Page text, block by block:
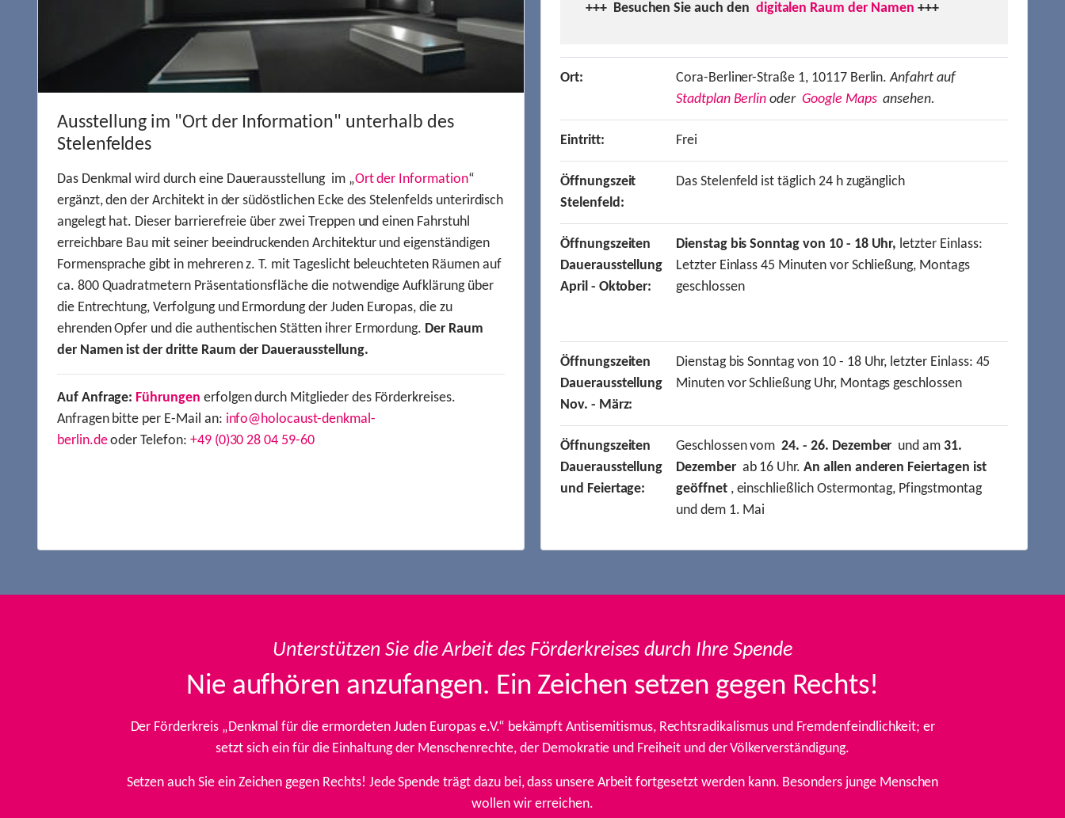
Ausstellung im "Ort der Information" unterhalb des
Stelenfeldes
Das Denkmal wird durch eine Dauerausstellung im „Ort der Information“
ergänzt, den der Architekt in der südöstlichen Ecke des Stelenfelds unterirdisch
angelegt hat. Dieser barrierefreie über zwei Treppen und einen Fahrstuhl
erreichbare Bau mit seiner beeindruckenden Architektur und eigenständigen
Formensprache gibt in mehreren z. T. mit Tageslicht beleuchteten Räumen auf
ca. 800 Quadratmetern Präsentationsfläche die notwendige Aufklärung über
die Entrechtung, Verfolgung und Ermordung der Juden Europas, die zu
ehrenden Opfer und die authentischen Stätten ihrer Ermordung. Der Raum
der Namen ist der dritte Raum der Dauerausstellung.
Auf Anfrage: Führungen erfolgen durch Mitglieder des Förderkreises.
Anfragen bitte per E-Mail an: info@holocaust-denkmal-
berlin.deoder Telefon: +49 (0)30 28 04 59-60
+++ Besuchen Sie auch den digitalen Raum der Namen +++
Ort: Cora-Berliner-Straße 1, 10117 Berlin.Anfahrt auf
Stadtplan Berlin oder Google Mapsansehen.
Eintritt: Frei
Öffnungszeit
Stelenfeld:
Das Stelenfeld ist täglich 24 h zugänglich
Öffnungszeiten
Dauerausstellung
April - Oktober:
Dienstag bis Sonntag von 10 - 18 Uhr, letzter Einlass:
Letzter Einlass 45 Minuten vor Schließung, Montags
geschlossen
Öffnungszeiten
Dauerausstellung
Nov. - März:
Dienstag bis Sonntag von 10 - 18 Uhr, letzter Einlass: 45
Minuten vor Schließung Uhr, Montags geschlossen
Öffnungszeiten
Dauerausstellung
und Feiertage:
Geschlossen vom24. - 26. Dezember und am31.
Dezemberab 16 Uhr.An allen anderen Feiertagen ist
geöffnet, einschließlich Ostermontag, Pfingstmontag
und dem 1. Mai
Unterstützen Sie die Arbeit des Förderkreises durch Ihre Spende
Nie aufhören anzufangen. Ein Zeichen setzen gegen Rechts!
Der Förderkreis „Denkmal für die ermordeten Juden Europas e.V.“ bekämpft Antisemitismus, Rechtsradikalismus und Fremdenfeindlichkeit; er
setzt sich ein für die Einhaltung der Menschenrechte, der Demokratie und Freiheit und der Völkerverständigung.
Setzen auch Sie ein Zeichen gegen Rechts! Jede Spende trägt dazu bei, dass unsere Arbeit fortgesetzt werden kann. Besonders junge Menschen
wollen wir erreichen.